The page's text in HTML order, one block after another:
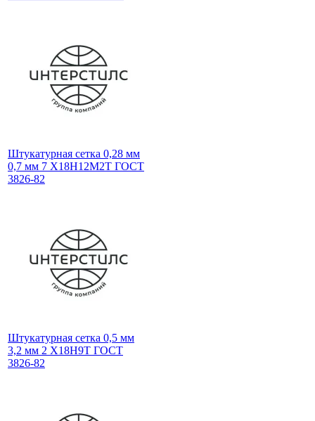
Штукатурная сетка 0,28 мм
0,7 мм 7 Х18Н12М2Т ГОСТ
3826-82
Штукатурная сетка 0,5 мм
3,2 мм 2 Х18Н9Т ГОСТ
3826-82